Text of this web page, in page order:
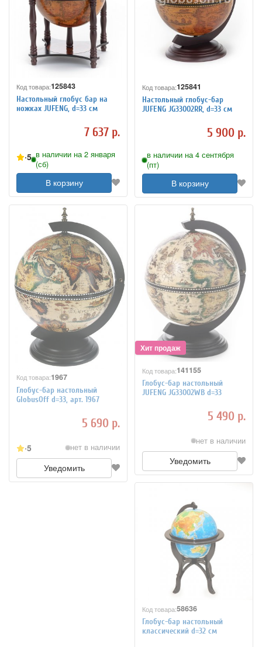
Код товара:125843
Настольный глобус бар на
ножках JUFENG, d=33 см
7 637 р.
5 в наличии на 2 января
(сб)
В корзину
Код товара:125841
Настольный глобус-бар
JUFENG JG33002RR, d=33 см
5 900 р.
в наличии на 4 сентября
(пт)
В корзину
Код товара:1967
Глобус-бар настольный
GlobusOff d=33, арт. 1967
5 690 р.
5 нет в наличии
Уведомить
Код товара:141155
Глобус-бар настольный
JUFENG JG33002WB d=33
5 490 р.
нет в наличии
Уведомить
Код товара:58636
Глобус-бар настольный
классический d=32 см